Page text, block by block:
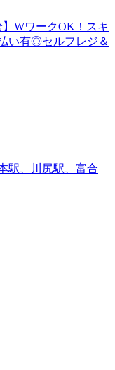
WワークOK！スキ
い有◎セルフレジ＆
駅、川尻駅、富合